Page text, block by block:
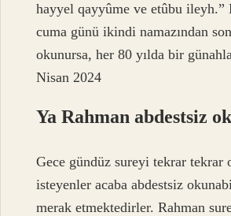
hayyel qayyûme ve etûbu ileyh.”
cuma günü ikindi namazından
okunursa, her 80 yılda bir
Nisan 2024
Ya Rahman abdestsiz
Gece gündüz sureyi tekrar tekrar
isteyenler acaba abdestsiz
merak etmektedirler. Rahman